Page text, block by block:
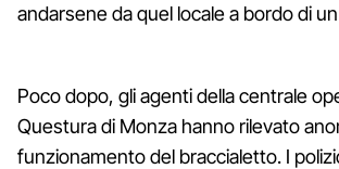
andarsene da quel locale a bordo di
Poco dopo, gli agenti della centrale
Questura di Monza hanno rilevato
funzionamento del braccialetto. I